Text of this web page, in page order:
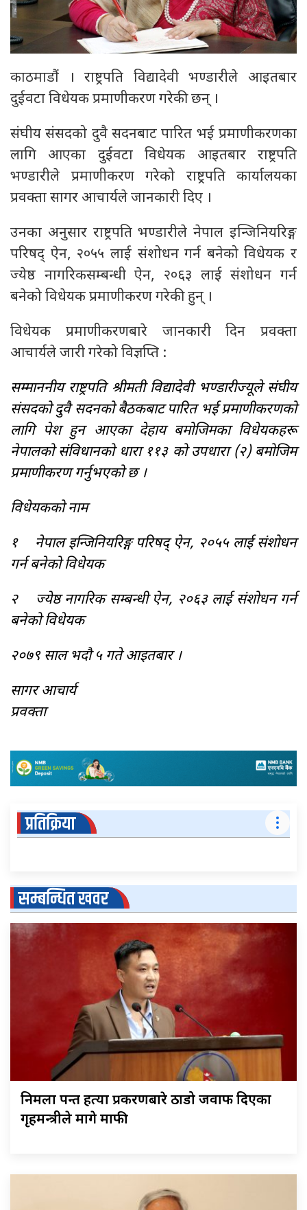
काठमाडौं । राष्ट्रपति विद्यादेवी भण्डारीले आइतबार
दुईवटा विधेयक प्रमाणीकरण गरेकी छन् ।
संघीय संसदको दुवै सदनबाट पारित भई प्रमाणीकरणका
लागि आएका दुईवटा विधेयक आइतबार राष्ट्रपति
भण्डारीले प्रमाणीकरण गरेको राष्ट्रपति कार्यालयका
प्रवक्ता सागर आचार्यले जानकारी दिए ।
उनका अनुसार राष्ट्रपति भण्डारीले नेपाल इन्जिनियरिङ्ग
परिषद् ऐन, २०५५ लाई संशोधन गर्न बनेको विधेयक र
ज्येष्ठ नागरिकसम्बन्धी ऐन, २०६३ लाई संशोधन गर्न
बनेको विधेयक प्रमाणीकरण गरेकी हुन् ।
विधेयक प्रमाणीकरणबारे जानकारी दिन प्रवक्ता
आचार्यले जारी गरेको विज्ञप्ति :
सम्माननीय राष्ट्रपति श्रीमती विद्यादेवी भण्डारीज्यूले संघीय
संसदको दुवै सदनको बैठकबाट पारित भई प्रमाणीकरणको
लागि पेश हुन आएका देहाय बमोजिमका विधेयकहरू
नेपालको संविधानको धारा ११३ को उपधारा (२) बमोजिम
प्रमाणीकरण गर्नुभएको छ ।
विधेयकको नाम
१ नेपाल इन्जिनियरिङ्ग परिषद् ऐन, २०५५ लाई संशोधन
गर्न बनेको विधेयक
२ ज्येष्ठ नागरिक सम्बन्धी ऐन, २०६३ लाई संशोधन गर्न
बनेको विधेयक
२०७९ साल भदौ ५ गते आइतबार ।
सागर आचार्य
प्रवक्ता
प्रतिक्रिया
सम्बन्धित खवर
निर्मला पन्त हत्या प्रकरणबारे ठाडो जवाफ दिएका
गृहमन्त्रीले मागे माफी